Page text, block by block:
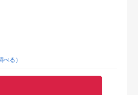
べる）